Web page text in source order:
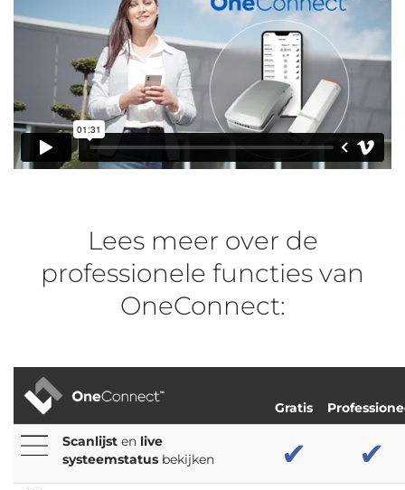
Lees meer over de
professionele functies van
OneConnect:
Gratis
Scanlijst en live
systeemstatus bekijken ✔ ✔